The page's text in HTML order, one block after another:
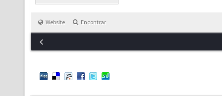
Website Encontrar